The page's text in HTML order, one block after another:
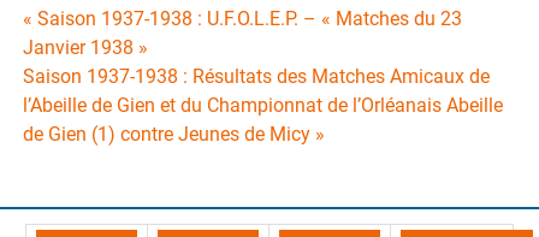
Navigation
de
l’article
« Saison 1937-1938 : U.F.O.L.E.P. – « Matches du 23
Janvier 1938 »
Saison 1937-1938 : Résultats des Matches Amicaux de
l’Abeille de Gien et du Championnat de l’Orléanais Abeille
de Gien (1) contre Jeunes de Micy »